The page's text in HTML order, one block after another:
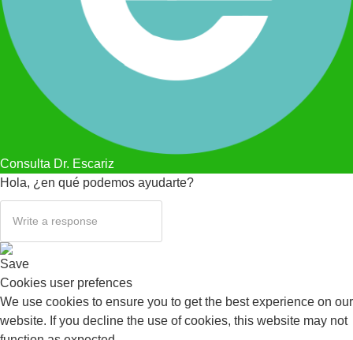
Consulta Dr. Escariz
Hola, ¿en qué podemos ayudarte?
Save
Cookies user prefences
We use cookies to ensure you to get the best experience on our
website. If you decline the use of cookies, this website may not